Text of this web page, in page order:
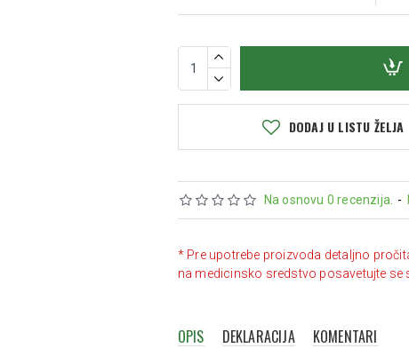
Na osnovu 0 recenzija. -
DODAJ U LISTU ŽELJA
* Pre upotrebe proizvoda detaljno
na medicinsko sredstvo posavetujte se
OPIS DEKLARACIJA KOMENTARI